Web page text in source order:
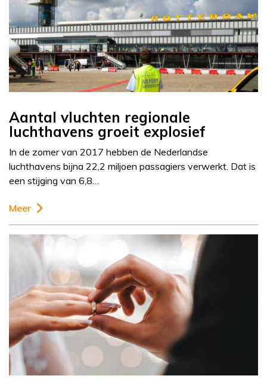
Aantal vluchten regionale
luchthavens groeit explosief
In de zomer van 2017 hebben de Nederlandse
luchthavens bijna 22,2 miljoen passagiers verwerkt. Dat is
een stijging van 6,8…
Meer